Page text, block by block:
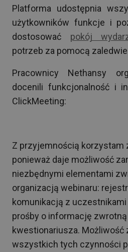
Platforma udostępnia
użytkowników funkcje i
dostosować pokój
potrzeb za pomocą
Pracownicy Nethansy
docenili funkcjonalność i
ClickMeeting:
Z przyjemnością korzystam
ponieważ daje możliwość
niezbędnymi elementami
organizacją webinaru:
komunikacją z uczestnikami
prośby o informację
kwestionariusza. Możliwość
wszystkich tych czynności